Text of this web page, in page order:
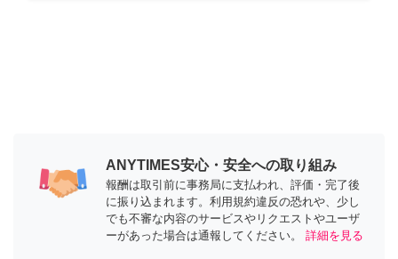
ANYTIMES安心・安全への取り組み
報酬は取引前に事務局に支払われ、評価・完了後
に振り込まれます。利用規約違反の恐れや、少し
でも不審な内容のサービスやリクエストやユーザ
ーがあった場合は通報してください。
詳細を見る